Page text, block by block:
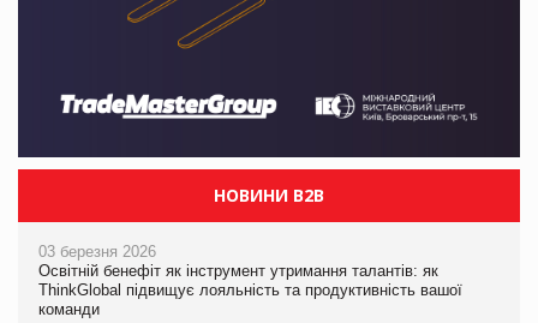
НОВИНИ B2B
03 березня 2026
Освітній бенефіт як інструмент утримання талантів: як
ThinkGlobal підвищує лояльність та продуктивність вашої
команди